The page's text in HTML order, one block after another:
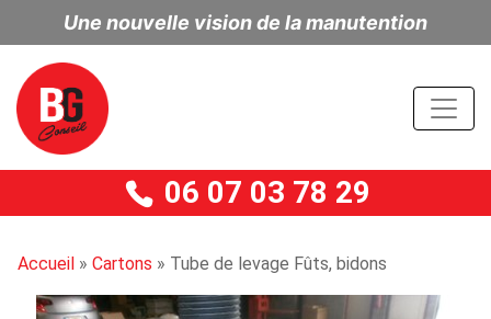
Une nouvelle vision de la manutention
06 07 03 78 29
Accueil » Cartons » Tube de levage Fûts, bidons